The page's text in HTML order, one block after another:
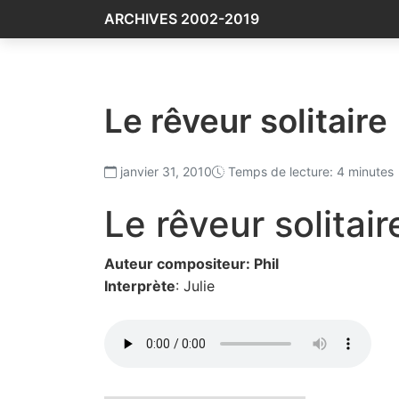
ARCHIVES 2002-2019
Le rêveur solitaire
janvier 31, 2010 Temps de lecture: 4 minutes
Le rêveur
Auteur compositeur: Phil
Interprète: Julie